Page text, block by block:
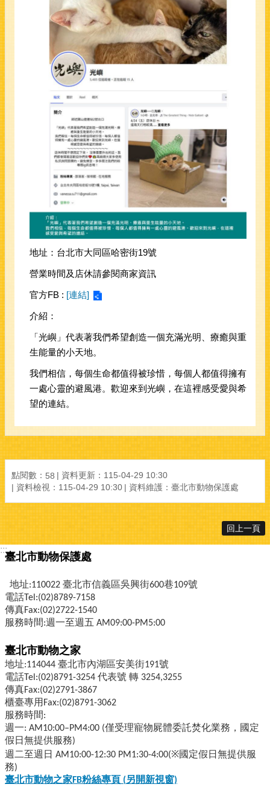
地址：台北市大同區哈密街19號
營業時間及店休請參閱商家資訊
官方FB : [連結]
介紹：
「光嶼」代表著我們希望創造一個充滿光明、療癒與重
生能量的小天地。
我們相信，每個生命都值得被珍惜，每個人都值得擁有
一處心靈的避風港。歡迎來到光嶼，在這裡感受愛與希
望的連結。
點閱數： 58 資料更新： 115-04-29 10:30
資料檢視： 115-04-29 10:30 資料維護： 臺北市動物保護處
回上一頁
:::
臺北市動物保護處
地址:110022 臺北市信義區吳興街600巷109號
電話Tel:(02)8789-7158
傳真Fax:(02)2722-1540
服務時間:週一至週五 AM09:00-PM5:00
臺北市動物之家
地址:114044 臺北市內湖區安美街191號
電話Tel:(02)8791-3254 代表號 轉 3254,3255
傳真Fax:(02)2791-3867
櫃臺專用Fax:(02)8791-3062
服務時間:
週一: AM10:00–PM4:00 (僅受理寵物屍體委託焚化業務，國定
假日無提供服務)
週二至週日 AM10:00-12:30 PM1:30-4:00(※國定假日無提供服
務)
臺北市動物之家FB粉絲專頁 (另開新視窗)